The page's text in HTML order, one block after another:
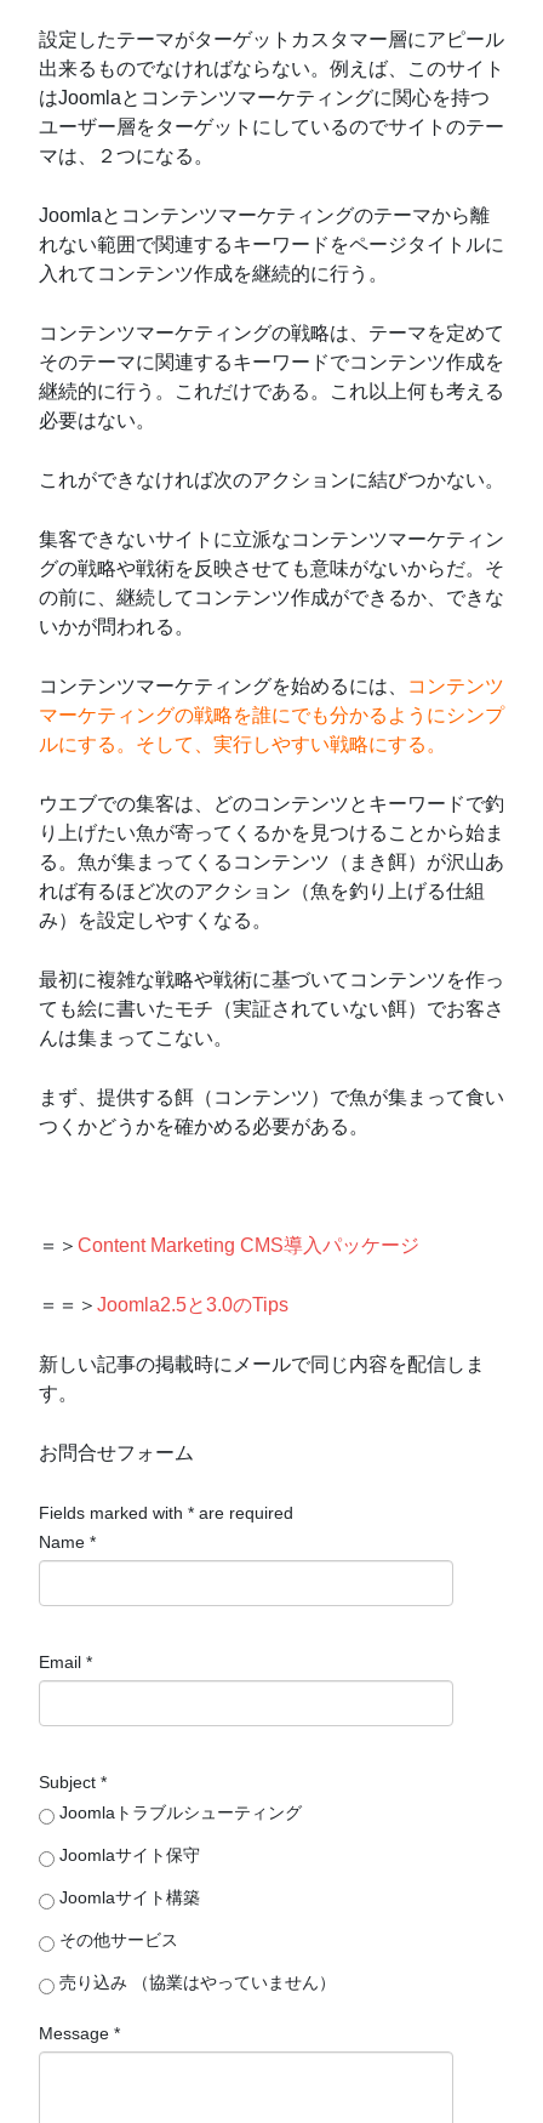
設定したテーマがターゲットカスタマー層にアピール
出来るものでなければならない。例えば、このサイト
はJoomlaとコンテンツマーケティングに関心を持つ
ユーザー層をターゲットにしているのでサイトのテー
マは、２つになる。
Joomlaとコンテンツマーケティングのテーマから離
れない範囲で関連するキーワードをページタイトルに
入れてコンテンツ作成を継続的に行う。
コンテンツマーケティングの戦略は、テーマを定めて
そのテーマに関連するキーワードでコンテンツ作成を
継続的に行う。これだけである。これ以上何も考える
必要はない。
これができなければ次のアクションに結びつかない。
集客できないサイト に立派なコンテンツマーケティン
グの戦略や戦術を反映させても意味がないからだ。そ
の前に、継続してコンテンツ作成ができるか、できな
いかが問われる。
コンテンツマーケティングを始めるには、
コンテンツ
マーケティングの戦略を誰にでも分かるようにシンプ
ルにする。そして、実行しやすい戦略にする。
ウエブでの集客は、どのコンテンツとキーワードで釣
り上げたい魚が寄ってくるかを見つけることから始ま
る。魚が集まってくるコンテンツ（まき餌）が沢山あ
れば有るほど次のアクション（魚を釣り上げる仕組
み）を設定しやすくなる。
最初に複雑な戦略や戦術に基づいてコンテンツを作っ
ても絵に書いたモチ（実証されていない餌）でお客さ
んは集まってこない。
まず、 提供する餌（コンテンツ）で魚が集まって食い
つくかどうかを確かめる必要がある。
＝＞ Content Marketing CMS導入パッケージ
＝＝＞ Joomla2.5と3.0のTips
新しい記事の掲載時にメールで同じ内容を配信しま
す。
お問合せフォーム
Fields marked with * are required
Name *
Email *
Subject *
Joomlaトラブルシューティング
Joomlaサイト保守
Joomlaサイト構築
その他サービス
売り込み （協業はやっていません）
Message *